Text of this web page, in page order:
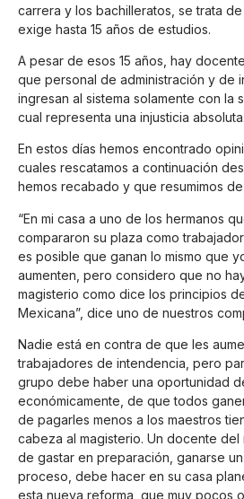
carrera y los bachilleratos, se trata
exige hasta 15 años de estudios.
A pesar de esos 15 años, hay
que personal de administración y de
ingresan al sistema solamente con la
cual representa una injusticia absoluta.
En estos días hemos encontrado
cuales rescatamos a continuación
hemos recabado y que resumimos
“En mi casa a uno de los hermanos
compararon su plaza como
es posible que ganan lo mismo que
aumenten, pero considero que no
magisterio como dice los principios
Mexicana”, dice uno de nuestros
Nadie está en contra de que les
trabajadores de intendencia, pero
grupo debe haber una oportunidad
económicamente, de que todos
de pagarles menos a los maestros
cabeza al magisterio. Un docente
de gastar en preparación, ganarse
proceso, debe hacer en su casa
esta nueva reforma, que muy pocos